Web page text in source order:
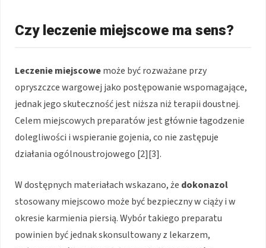
Czy leczenie miejscowe ma sens?
Leczenie miejscowemoże być rozważane przy
opryszczce wargowej jako postępowanie wspomagające,
jednak jego skuteczność jest niższa niż terapii doustnej.
Celem miejscowych preparatów jest głównie łagodzenie
dolegliwości i wspieranie gojenia, co nie zastępuje
działania ogólnoustrojowego [2][3].
W dostępnych materiałach wskazano, że dokonazol
stosowany miejscowo może być bezpieczny w ciąży i w
okresie karmienia piersią. Wybór takiego preparatu
powinien być jednak skonsultowany z lekarzem,